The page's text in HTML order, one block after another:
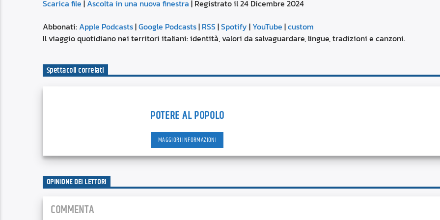
volume.
SUBSCRIBE SHARE
Spotify
LINK
EMBED
Scarica file |Ascolta in una nuova finestra | Registrato il 24 Dicembre 2024
Abbonati:Apple Podcasts|Google Podcasts| RSS|Spotify | YouTube |custom
Il viaggio quotidiano nei territori italiani: identità, valori da salvaguardare, lingue, tradizioni e canzoni.
Spettacoli correlati
POTERE AL POPOLO
MAGGIORI INFORMAZIONI
OPINIONE DEI LETTORI
COMMENTA